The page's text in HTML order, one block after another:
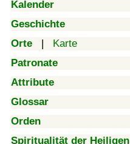
Kalender
Geschichte
Orte | Karte
Patronate
Attribute
Glossar
Orden
Spiritualität der Heiligen